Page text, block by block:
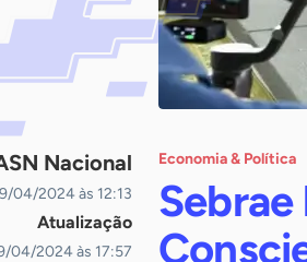
Nacional
04/2024 às 12:13
Atualização
04/2024 às 17:57
Economia & Política